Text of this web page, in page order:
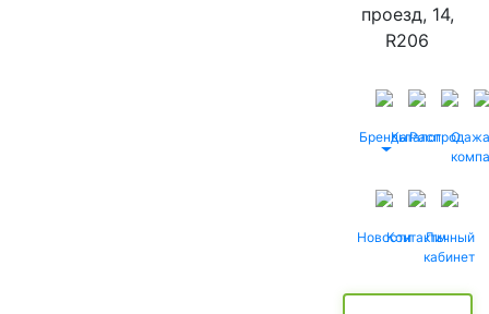
проезд, 14,
R206
БрендыКаталог
Распродажа
О
НовостиКонтактыЛичный
кабинет